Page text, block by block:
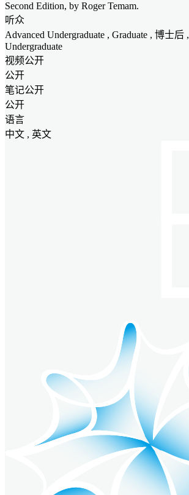
Second Edition, by Roger Temam.
听众
Advanced Undergraduate , Graduate , 博士后 ,
Undergraduate
视频公开
公开
笔记公开
公开
语言
中文 , 英文